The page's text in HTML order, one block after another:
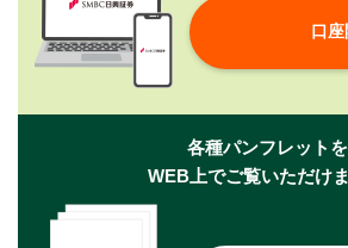
口
各種パンフレットを
WEB上でご覧いただけま